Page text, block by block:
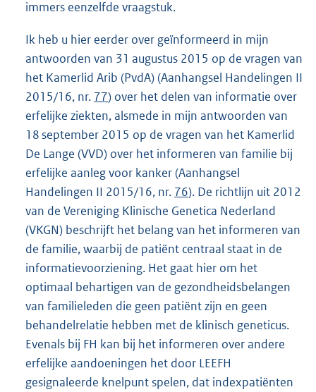
immers eenzelfde vraagstuk.
Ik heb u hier eerder over geïnformeerd in mijn
antwoorden van 31 augustus 2015 op de vragen van
het Kamerlid Arib (PvdA) (Aanhangsel Handelingen II
2015/16, nr. 77) over het delen van informatie over
erfelijke ziekten, alsmede in mijn antwoorden van
18 september 2015 op de vragen van het Kamerlid
De Lange (VVD) over het informeren van familie bij
erfelijke aanleg voor kanker (Aanhangsel
Handelingen II 2015/16, nr. 76). De richtlijn uit 2012
van de Vereniging Klinische Genetica Nederland
(VKGN) beschrijft het belang van het informeren van
de familie, waarbij de patiënt centraal staat in de
informatievoorziening. Het gaat hier om het
optimaal behartigen van de gezondheidsbelangen
van familieleden die geen patiënt zijn en geen
behandelrelatie hebben met de klinisch geneticus.
Evenals bij FH kan bij het informeren over andere
erfelijke aandoeningen het door LEEFH
gesignaleerde knelpunt spelen, dat indexpatiënten